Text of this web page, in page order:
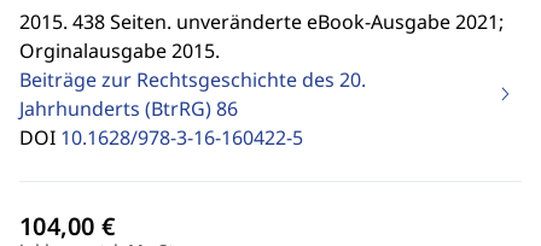
2015. 438 Seiten. unveränderte eBook-Ausgabe 2021;
Orginalausgabe 2015.
Beiträge zur Rechtsgeschichte des 20.
Jahrhunderts (BtrRG)86
DOI 10.1628/978-3-16-160422-5